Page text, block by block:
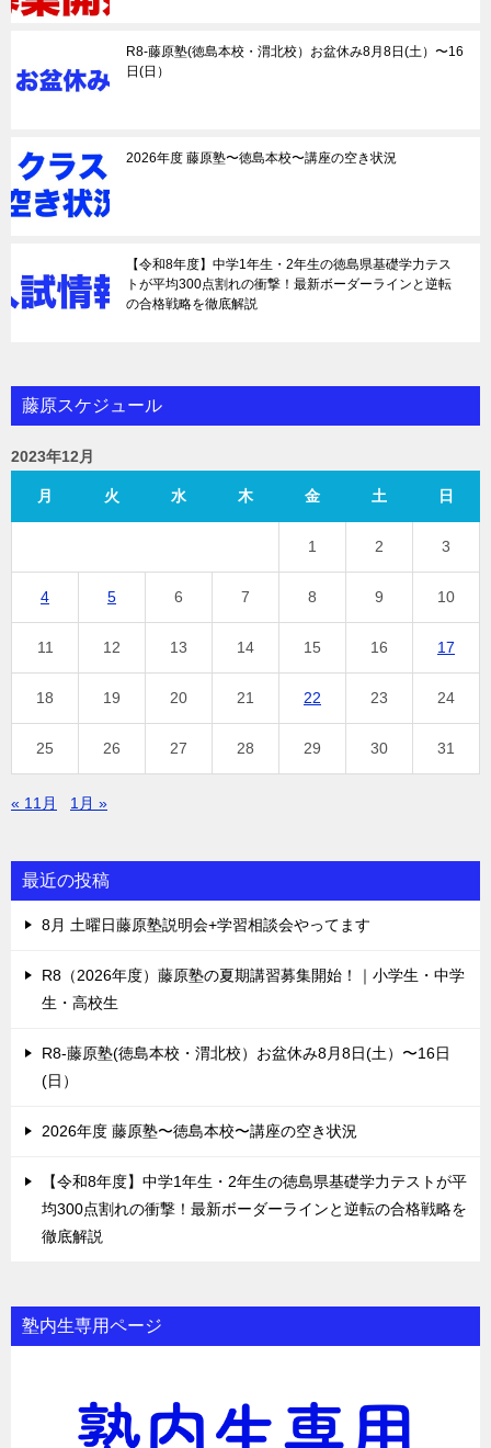
R8-藤原塾(徳島本校・渭北校）お盆休み8月8日(土）〜16
日(日）
2026年度 藤原塾〜徳島本校〜講座の空き状況
【令和8年度】中学1年生・2年生の徳島県基礎学力テス
トが平均300点割れの衝撃！最新ボーダーラインと逆転
の合格戦略を徹底解説
藤原スケジュール
2023年12月
月 火 水 木 金 土 日
1 2 3
4 5 6 7 8 9 10
11 12 13 14 15 16 17
18 19 20 21 22 23 24
25 26 27 28 29 30 31
« 11月 1月 »
最近の投稿
8月 土曜日藤原塾説明会+学習相談会やってます
R8（2026年度）藤原塾の夏期講習募集開始！｜小学生・中学
生・高校生
R8-藤原塾(徳島本校・渭北校）お盆休み8月8日(土）〜16日
(日）
2026年度 藤原塾〜徳島本校〜講座の空き状況
【令和8年度】中学1年生・2年生の徳島県基礎学力テストが平
均300点割れの衝撃！最新ボーダーラインと逆転の合格戦略を
徹底解説
塾内生専用ページ